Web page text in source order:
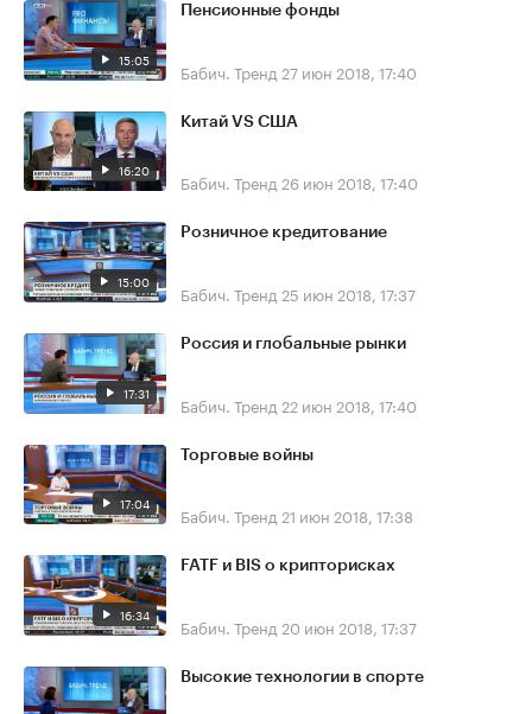
15:05
Пенсионные фонды
Бабич. Тренд 27 июн 2018, 17:40
16:20
Китай VS США
Бабич. Тренд 26 июн 2018, 17:40
15:00
Розничное кредитование
Бабич. Тренд 25 июн 2018, 17:37
17:31
Россия и глобальные рынки
Бабич. Тренд 22 июн 2018, 17:40
17:04
Торговые войны
Бабич. Тренд 21 июн 2018, 17:38
16:34
FATF и BIS о крипторисках
Бабич. Тренд 20 июн 2018, 17:37
Высокие технологии в спорте